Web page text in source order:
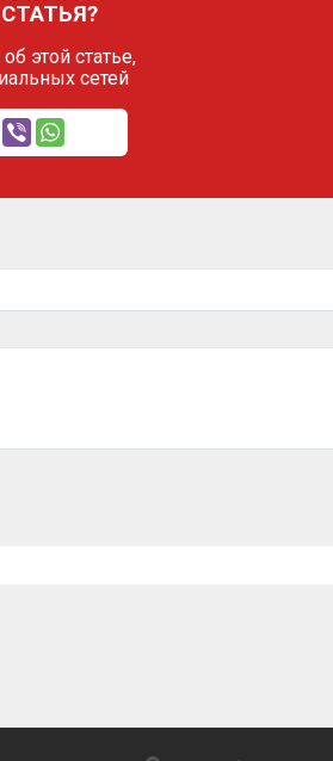
этой статье,
сетей